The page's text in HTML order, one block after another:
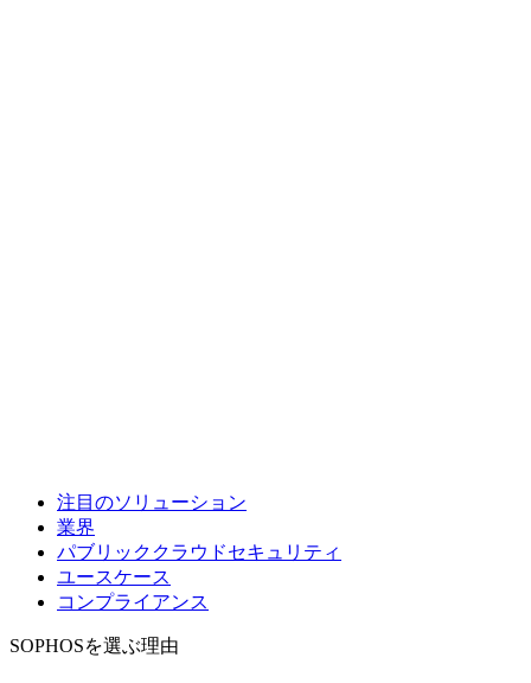
注目のソリューション
業界
パブリッククラウドセキュリティ
ユースケース
コンプライアンス
SOPHOSを選ぶ理由